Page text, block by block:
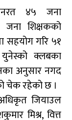
४५ जना
जना शिक्षकको
सहयोग गरि ५१
क्लबका
अनुसार नगद
चेक रहेको छ ।
जियाउल
मिश्र, वित्त